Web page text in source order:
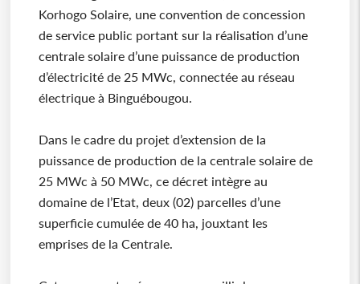
Korhogo Solaire, une convention de concession
de service public portant sur la réalisation d’une
centrale solaire d’une puissance de production
d’électricité de 25 MWc, connectée au réseau
électrique à Binguébougou.
Dans le cadre du projet d’extension de la
puissance de production de la centrale solaire de
25 MWc à 50 MWc, ce décret intègre au
domaine de l’Etat, deux (02) parcelles d’une
superficie cumulée de 40 ha, jouxtant les
emprises de la Centrale.